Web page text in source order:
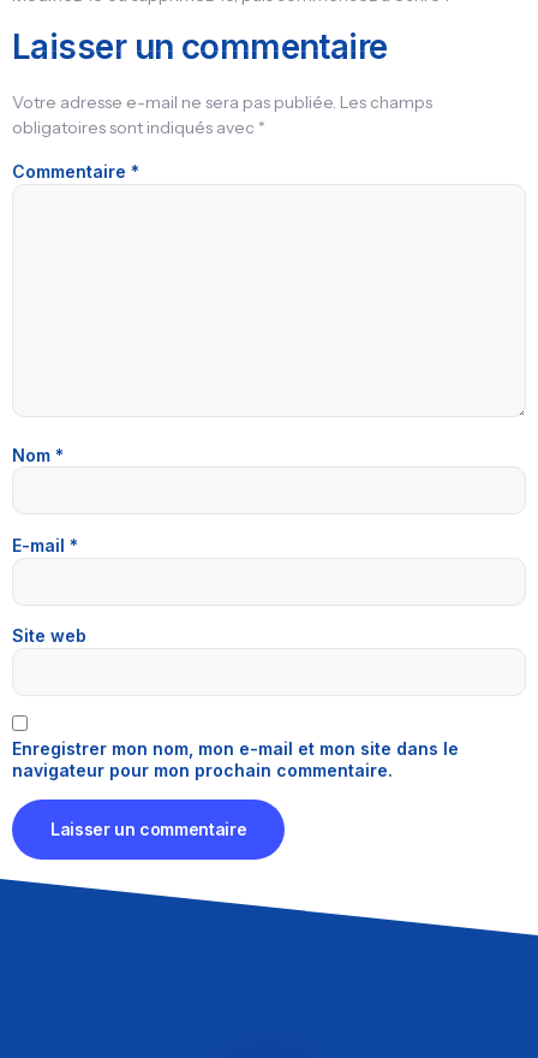
Laisser un commentaire
Votre adresse e-mail ne sera pas publiée. Les champs
obligatoires sont indiqués avec *
Commentaire *
Nom *
E-mail *
Site web
Enregistrer mon nom, mon e-mail et mon site dans le
navigateur pour mon prochain commentaire.